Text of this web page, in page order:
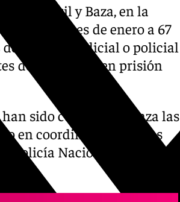
Motril y Baza, en la
pasado mes de enero a 67
de carácter judicial o policial
de su ingreso en prisión
sido cesadas, alcanza las
en coordinación con las
Policía Nacional en una